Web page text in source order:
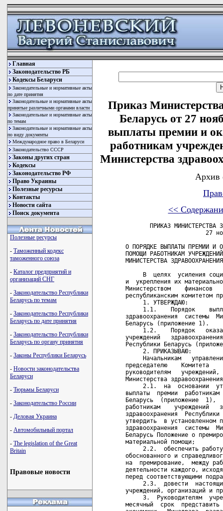
Главная
Законодательство РБ
Кодексы Беларуси
Законодательные и нормативные акты
по дате принятия
Законодательные и нормативные акты
принятые различными органами власти
Законодательные и нормативные акты
по темам
Законодательные и нормативные акты
по виду документы
Международное право в Беларуси
Законодательство СССР
Законы других стран
Кодексы
Законодательство РФ
Право Украины
Полезные ресурсы
Контакты
Новости сайта
Поиск документа
Полезные ресурсы
- Таможенный кодекс
таможенного союза
- Каталог предприятий и
организаций СНГ
- Законодательство Республики
Беларусь по темам
- Законодательство Республики
Беларусь по дате принятия
- Законодательство Республики
Беларусь по органу принятия
- Законы Республики Беларусь
- Новости законодательства
Беларуси
- Тюрьмы Беларуси
- Законодательство России
- Деловая Украина
- Автомобильный портал
- The legislation of the Great
Britain
Правовые новости
Приказ
Беларусь от 27
выплаты премии и
работникам
Министерства
Архив
<<
ПРИКАЗ МИНИСТЕРСТВА ЗДРАВООХРАНЕНИЯ РЕСПУБЛИКИ БЕЛАРУСЬ
                       27 ноября 1997 г. № 299

О ПОРЯДКЕ ВЫПЛАТЫ ПРЕМИИ И ОКАЗАНИЯ МАТЕРИАЛЬНОЙ
ПОМОЩИ РАБОТНИКАМ УЧРЕЖДЕНИЙ ЗДРАВООХРАНЕНИЯ СИСТЕМЫ
МИНИСТЕРСТВА ЗДРАВООХРАНЕНИЯ РЕСПУБЛИКИ БЕЛАРУСЬ

     В  целях  усиления социальной защиты работников здравоохранения
и  укрепления их материальной заинтересованности, по согласованию  с
Министерством    финансов   Республики   Беларусь   и    Белорусским
республиканским комитетом профсоюза работников здравоохранения:
     1. УТВЕРЖДАЮ:
     1.1.    Порядок    выплаты    премии   работникам    учреждений
здравоохранения  системы  Министерства  здравоохранения   Республики
Беларусь (приложение 1).
     1.2.    Порядок   оказания   материальной   помощи   работникам
учреждений   здравоохранения  системы  Министерства  здравоохранения
Республики Беларусь (приложение 2).
     2. ПРИКАЗЫВАЮ:
     Начальникам   управлений   здравоохранения   облисполкомов    и
председателю    Комитета    по   здравоохранению    Мингорисполкома,
руководителям   учреждений,  организаций   и   предприятий   системы
Министерства здравоохранения Республики Беларусь:
     2.1.  на  основании  утвержденных  настоящим  приказом  Порядка
выплаты  премии  работникам  учреждений  здравоохранения  Республики
Беларусь  (приложение  1),  Порядка  оказания  материальной   помощи
работникам    учреждений   здравоохранения   системы    Министерства
здравоохранения  Республики Беларусь (приложение  2)  разработать  и
утвердить  в установленном порядке в каждом учреждении и организации
здравоохранения  системы  Министерства  здравоохранения   Республики
Беларусь Положение о премировании работников и Положение об оказании
материальной помощи;
     2.2.  обеспечить работу комиссии по премированию для проведения
обоснованного и справедливого распределения средств, предусмотренных
на  премирование,  между работниками, учитывая  основные  результаты
деятельности каждого, исходя из конкретных задач и условий,  стоящих
перед соответствующими подразделениями, отдельными работниками;
     2.3.  довести  настоящий  приказ до  сведения  подведомственных
учреждений, организаций и предприятий.
     3.  Руководителям  учреждений  республиканского  подчинения   в
месячный  срок  представить  в  Главное  управление  планирования  и
экономики   Минздрава  разработанные  и  утвержденные  Положение   о
премировании работников и Положение об оказании материальной помощи.
     4.  Начальникам  управлений  здравоохранения  облисполкомов   и
председателю Комитета по здравоохранению Мингорисполкома в срок до 1
января  1998  г.  представить в Главное  управление  планирования  и
экономики    Минздрава   разработанный   и   утвержденный    Порядок
премирования руководителей подведомственных учреждений.
     5.  Контроль  за  исполнением настоящего приказа  возложить  на
начальника Главного управления планирования и экономики Министерства
здравоохранения Республики Беларусь Мовчан К.А.
     
Министр                                               И.Б.Зеленкевич
     
СОГЛАСОВАНО         СОГЛАСОВАНО
Заместитель         Председатель
Министра финансов   Белорусского
Республики Беларусь Республиканского комитета
       А.И.Сверж    профсоюза работников
       01.11.1997   здравоохранения
                            Е.В.Бельская
                          01.10.1997
                          

                                                 Приложение 1
                                                 к приказу
                                                 Министерства
                                                 здравоохранения
                                                 Республики Беларусь
                                                 27.11.1997 № 299
                                  
                               ПОРЯДОК
    выплаты премии работникам учреждений здравоохранения системы
          Министерства здравоохранения Республики Беларусь
                                  
     1.   В   соответствии   с  настоящим  Порядком   осуществляется
премирование    работников   учреждений   здравоохранения    системы
Министерства здравоохранения Республики Беларусь.
     2.  Премирование  должно  быть  направлено,  прежде  всего,  на
повышение материальной заинтересованности работников здравоохранения
в  повышении  эффективности